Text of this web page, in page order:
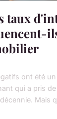
taux
ont été
qui a pris
Mais